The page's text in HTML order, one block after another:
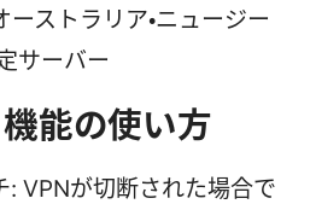
ストラリア・ニュージー
サーバー
能の使い方
: VPNが切断された場合で